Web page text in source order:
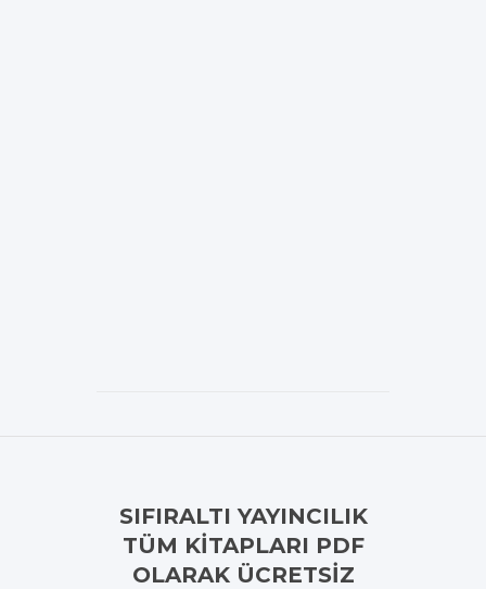
SIFIRALTI YAYINCILIK
TÜM KITAPLARI PDF
OLARAK ÜCRETSIZ